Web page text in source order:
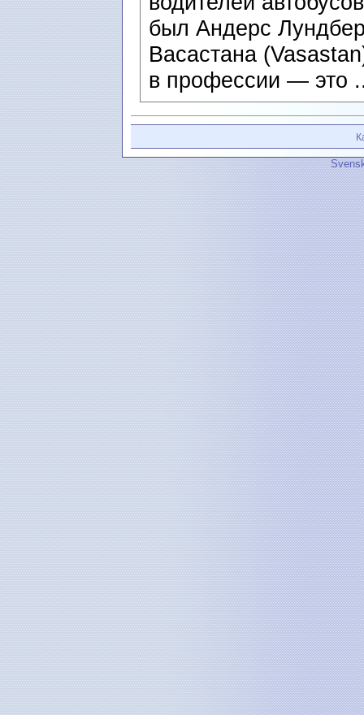
был Андерс
Васастана
в профессии — это